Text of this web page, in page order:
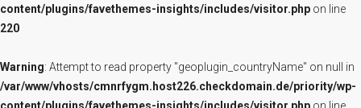
content/plugins/favethemes-insights/includes/visitor.php on line
220
Warning: Attempt to read property "geoplugin_countryName" on null in
/var/www/vhosts/cmnrfygm.host226.checkdomain.de/priority/wp-
KONTAKT
SUCHEN
IMPRESSUM